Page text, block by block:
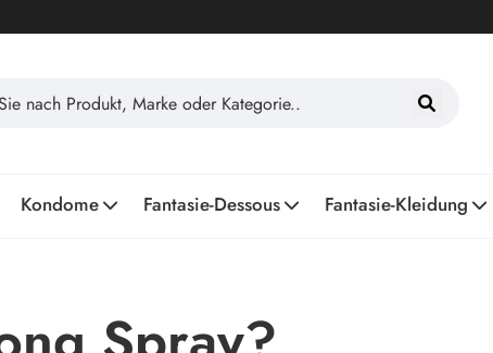
Kondome Fantasie-Dessous Fantasie-Kleidung